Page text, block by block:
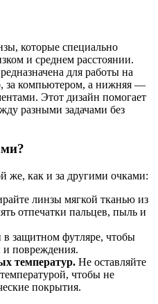
которые специально
и среднем расстоянии.
для работы на
за компьютером, а нижняя —
Этот дизайн помогает
разными задачами без
же, как и за другими очками:
линзы мягкой тканью из
отпечатки пальцев, пыль и
в защитном футляре, чтобы
и повреждения.
температур. Не оставляйте
чтобы не
покрытия.